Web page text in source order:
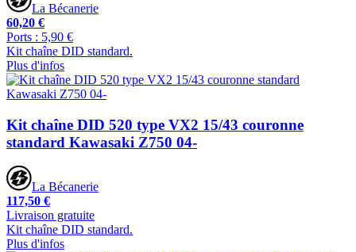
La Bécanerie
60,20 €
Ports : 5,90 €
Kit chaîne DID standard.
Plus d'infos
Kit chaîne DID 520 type VX2 15/43 couronne
standard Kawasaki Z750 04-
La Bécanerie
117,50 €
Livraison gratuite
Kit chaîne DID standard.
Plus d'infos